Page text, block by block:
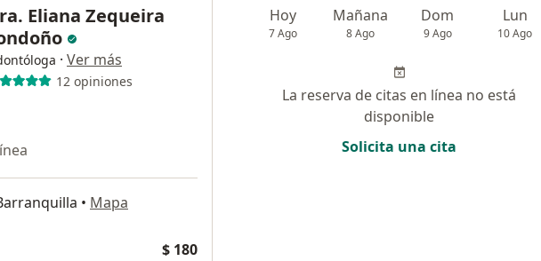
Eliana Zequeira
· Ver más
12 opiniones
• Mapa
$ 180
Hoy
7 Ago
Mañana
8 Ago
Dom
9 Ago
Lun
10 Ago
La reserva de citas en línea no está
disponible
Solicita una cita